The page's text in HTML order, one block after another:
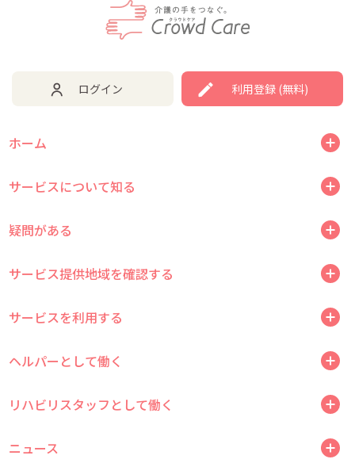
ログイン 利用登録 (無料)
ホーム
サービスについて知る
疑問がある
サービス提供地域を確認する
サービスを利用する
ヘルパーとして働く
リハビリスタッフとして働く
ニュース